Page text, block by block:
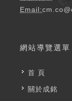
Email:
網站導覽選單
首 頁
關於成銘